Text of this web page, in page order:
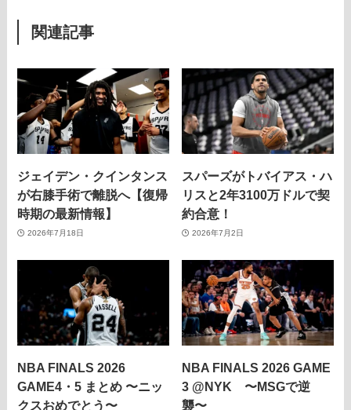
関連記事
ジェイデン・クインタンス
が右膝手術で離脱へ【復帰
時期の最新情報】
2026年7月18日
スパーズがトバイアス・ハ
リスと2年3100万ドルで契
約合意！
2026年7月2日
NBA FINALS 2026
GAME4・5 まとめ 〜ニッ
クスおめでとう〜
NBA FINALS 2026 GAME
3 @NYK 〜MSGで逆
襲〜